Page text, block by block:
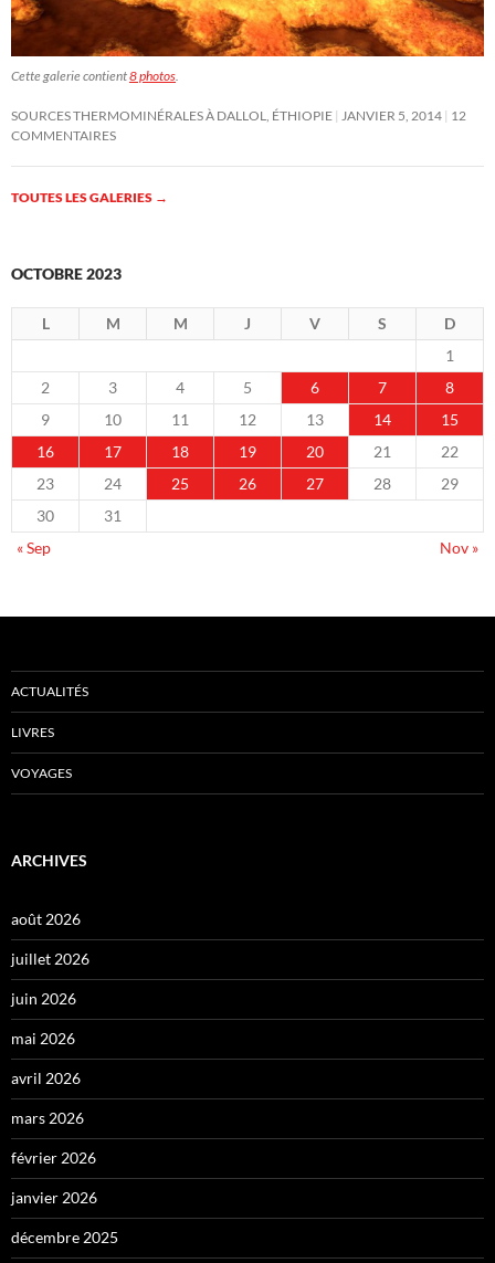
Cette galerie contient8 photos.
SOURCES THERMOMINÉRALES À DALLOL, ÉTHIOPIE JANVIER 5, 2014 12
COMMENTAIRES
TOUTES LES GALERIES →
OCTOBRE 2023
L M M J V S
D
1
2
3 4 5 6 7
8
9
10 11 12 13 14
15
16
17 18 19 20 21
22
23
24 25 26 27 28
29
30
31
« Sep
Nov »
ACTUALITÉS
LIVRES
VOYAGES
ARCHIVES
août 2026
juillet 2026
juin 2026
mai 2026
avril 2026
mars 2026
février 2026
janvier 2026
décembre 2025